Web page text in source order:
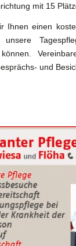
mit 15
Ihnen einen
können.
und